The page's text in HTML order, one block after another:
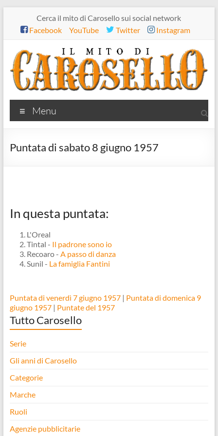
contenuto
Cerca il mito di Carosello sui social network
Facebook
YouTube Twitter Instagram
Il
mito
di
Menu
Puntata di sabato 8 giugno 1957
In questa puntata:
L'Oreal
Tintal - Il padrone sono io
Recoaro - A passo di danza
Sunil - La famiglia Fantini
Puntata di venerdì 7 giugno 1957| Puntata di domenica 9
giugno 1957| Puntate del 1957
Tutto Carosello
Serie
Gli anni di Carosello
Categorie
Marche
Ruoli
Agenzie pubblicitarie